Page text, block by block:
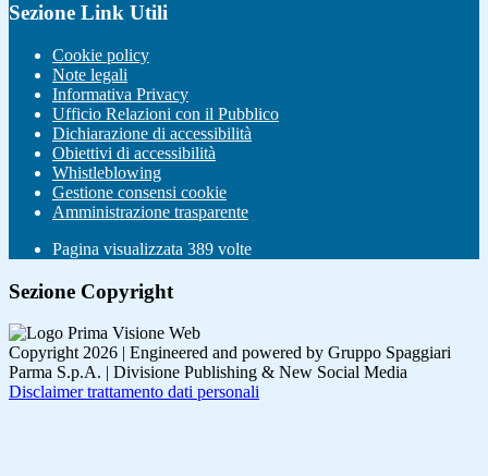
Sezione Link Utili
Cookie policy
Note legali
Informativa Privacy
Ufficio Relazioni con il Pubblico
Dichiarazione di accessibilità
Obiettivi di accessibilità
Whistleblowing
Gestione consensi cookie
Amministrazione trasparente
Pagina visualizzata 389 volte
Sezione Copyright
Copyright 2026 | Engineered and powered by Gruppo Spaggiari
Parma S.p.A. | Divisione Publishing & New Social Media
Disclaimer trattamento dati personali